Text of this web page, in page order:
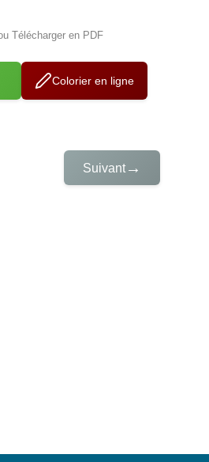
Télécharger en PDF
Colorier en ligne
Suivant→